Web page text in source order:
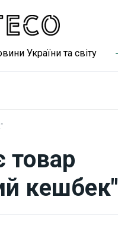
України та світу
товар
кешбек"